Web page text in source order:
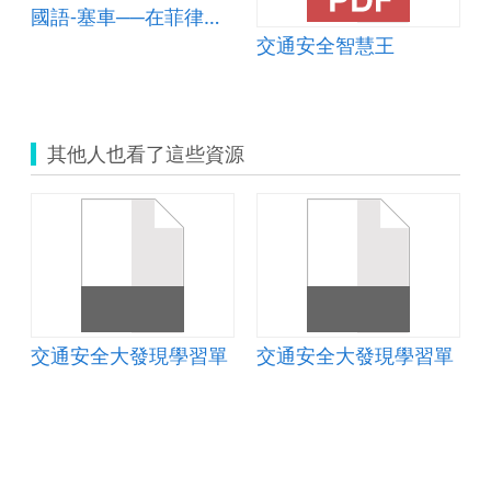
國語-塞車──在菲律賓生活的乘客們
交通安全智慧王
其他人也看了這些資源
交通安全大發現學習單 交通安全大發現學習單